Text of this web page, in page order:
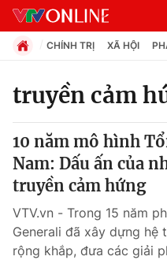
Chuyên mục
Chính trị
Pháp luật
CHÍNH TRỊ XÃ HỘI
truyền cảm
10 năm mô hình
Nam: Dấu ấn của
truyền cảm hứng
VTV.vn - Trong 15 năm
Generali đã xây dựng hệ
rộng khắp, đưa các giải